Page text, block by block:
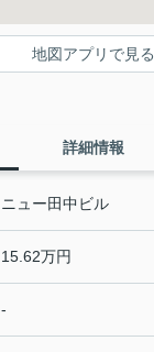
地図アプリで見る
詳細情報
ニュー田中ビル
15.62万円
-